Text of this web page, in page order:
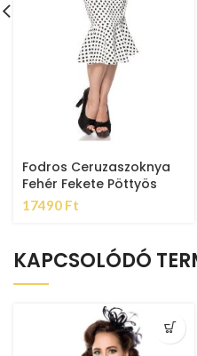
Fodros Ceruzaszoknya
Fehér Fekete Pöttyös
17490 Ft
KAPCSOLÓDÓ